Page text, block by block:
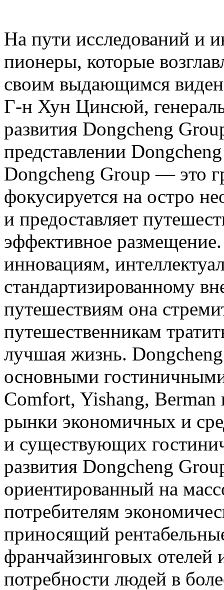
На пути исследований и
пионеры, которые
своим выдающимся
Г-н Хун Цинсюй,
развития Dongcheng
представлении
Dongcheng Group — это
фокусируется на остро
и предоставляет
эффективное
инновациям,
стандартизированному
путешествиям она
путешественникам
лучшая жизнь.
основными
Comfort, Yishang,
рынки экономичных и
и существующих
развития Dongcheng
ориентированный на
потребителям
приносящий
франчайзинговых
потребности людей в